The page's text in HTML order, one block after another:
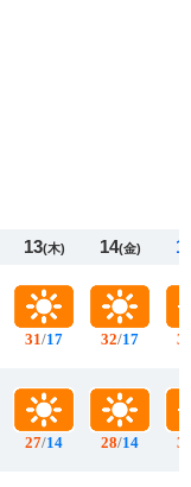
13(木)
31/17
27/14
14(金)
32/17
28/14